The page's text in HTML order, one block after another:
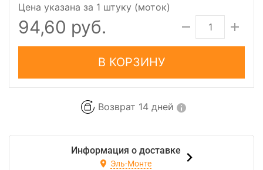
Цена указана за 1 штуку (моток)
94,60 руб.
В КОРЗИНУ
Возврат 14 дней
Информация о доставке
Эль-Монте